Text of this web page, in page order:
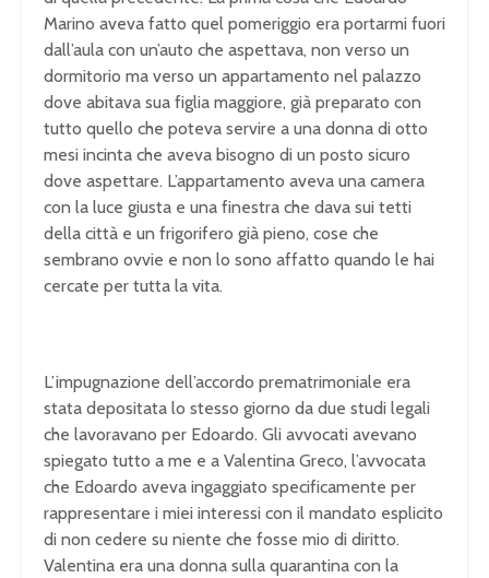
Marino aveva fatto quel pomeriggio era portarmi fuori
dall’aula con un’auto che aspettava, non verso un
dormitorio ma verso un appartamento nel palazzo
dove abitava sua figlia maggiore, già preparato con
tutto quello che poteva servire a una donna di otto
mesi incinta che aveva bisogno di un posto sicuro
dove aspettare. L’appartamento aveva una camera
con la luce giusta e una finestra che dava sui tetti
della città e un frigorifero già pieno, cose che
sembrano ovvie e non lo sono affatto quando le hai
cercate per tutta la vita.
L’impugnazione dell’accordo prematrimoniale era
stata depositata lo stesso giorno da due studi legali
che lavoravano per Edoardo. Gli avvocati avevano
spiegato tutto a me e a Valentina Greco, l’avvocata
che Edoardo aveva ingaggiato specificamente per
rappresentare i miei interessi con il mandato esplicito
di non cedere su niente che fosse mio di diritto.
Valentina era una donna sulla quarantina con la